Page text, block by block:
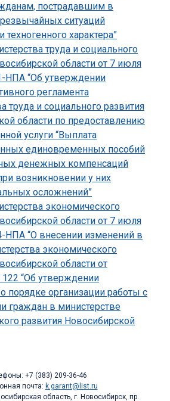
пострадавшим в
ситуаций
техногенного характера”
труда и социального
области от 7 июля
НПА “Об утверждении
регламента
труда и социального развития
области по предоставлению
услуги “Выплата
единовременных пособий
денежных компенсаций
возникновении у них
осложнений”
экономического
области от 7 июля
НПА “О внесении изменений в
экономического
области от
122 “Об утверждении
порядке организации работы с
граждан в министерстве
развития Новосибирской
+7 (383) 209-36-46
почта: k.garant@list.ru
область, г. Новосибирск, пр.